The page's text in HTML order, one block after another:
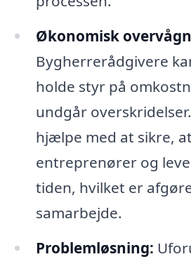
Økonomisk
Bygherrerådgivere
holde styr på
undgår
hjælpe med at sikre,
entreprenører og
tiden, hvilket er
samarbejde.
Problemløsning: